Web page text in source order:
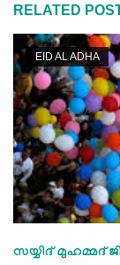
RELATED
EID AL ADHA
സയ്യിദ് മുഹമ്മദ്